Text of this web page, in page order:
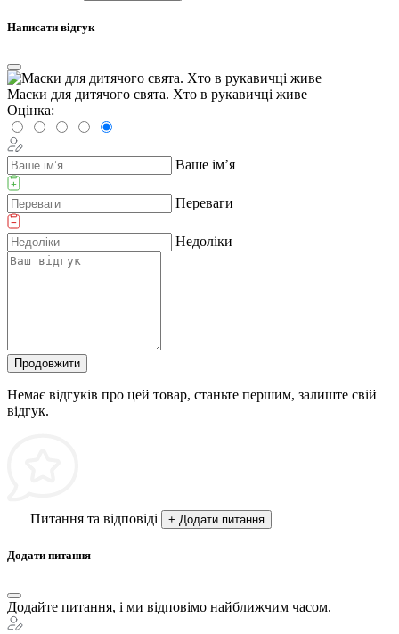
Написати відгук
Маски для дитячого свята. Хто в рукавичці живе
Оцінка:
Ваше ім’я
Переваги
Недоліки
Продовжити
Немає відгуків про цей товар, станьте першим, залиште свій
відгук.
Питання та відповіді + Додати питання
Додати питання
Додайте питання, і ми відповімо найближчим часом.